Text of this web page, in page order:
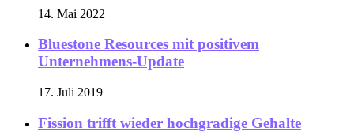
14. Mai 2022
Bluestone Resources mit positivem
Unternehmens-Update
17. Juli 2019
Fission trifft wieder hochgradige Gehalte